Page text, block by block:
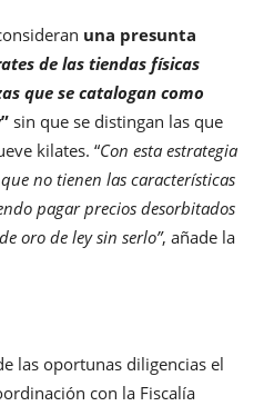
una presunta
de las tiendas físicas
que se catalogan como
” sin que se distingan las que
kilates. “Con esta estrategia
no tienen las características
pagar precios desorbitados
oro de ley sin serlo”, añade la
las oportunas diligencias el
con la Fiscalía